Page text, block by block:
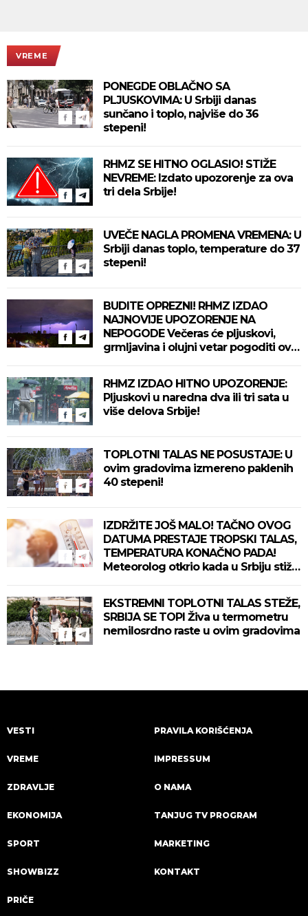
VREME
PONEGDE OBLAČNO SA
PLJUSKOVIMA: U Srbiji danas
sunčano i toplo, najviše do 36
stepeni!
RHMZ SE HITNO OGLASIO! STIŽE
NEVREME: Izdato upozorenje za ova
tri dela Srbije!
UVEČE NAGLA PROMENA VREMENA: U
Srbiji danas toplo, temperature do 37
stepeni!
BUDITE OPREZNI! RHMZ IZDAO
NAJNOVIJE UPOZORENJE NA
NEPOGODE Večeras će pljuskovi,
grmljavina i olujni vetar pogoditi ove
RHMZ IZDAO HITNO UPOZORENJE:
Pljuskovi u naredna dva ili tri sata u
više delova Srbije!
TOPLOTNI TALAS NE POSUSTAJE: U
ovim gradovima izmereno paklenih
40 stepeni!
IZDRŽITE JOŠ MALO! TAČNO OVOG
DATUMA PRESTAJE TROPSKI TALAS,
TEMPERATURA KONAČNO PADA!
Meteorolog otkrio kada u Srbiju stiže
EKSTREMNI TOPLOTNI TALAS STEŽE,
SRBIJA SE TOPI Živa u termometru
nemilosrdno raste u ovim gradovima
VESTI
VREME
ZDRAVLJE
EKONOMIJA
SPORT
SHOWBIZZ
PRIČE
PRAVILA KORIŠĆENJA
IMPRESSUM
O NAMA
TANJUG TV PROGRAM
MARKETING
KONTAKT